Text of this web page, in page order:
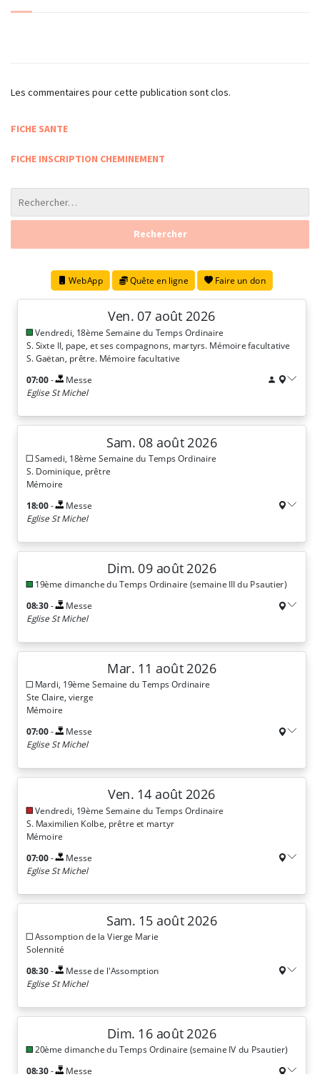
Les commentaires pour cette publication sont clos.
FICHE SANTE
FICHE INSCRIPTION CHEMINEMENT